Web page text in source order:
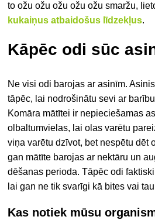
to ožu ožu ožu ožu ožu smaržu,
kukaiņus atbaidošus līdzekļus.
Kāpēc odi sūc
Ne visi odi barojas ar asinīm.
tāpēc, lai nodrošinātu sevi ar
Komāra mātītei ir nepieciešamas
olbaltumvielas, lai olas varētu
viņa varētu dzīvot, bet nespētu dēt
gan mātīte barojas ar nektāru un
dēšanas perioda. Tāpēc odi
lai gan ne tik svarīgi kā bites vai
Kas notiek mūsu